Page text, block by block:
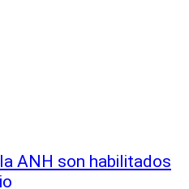
ANH son habilitados